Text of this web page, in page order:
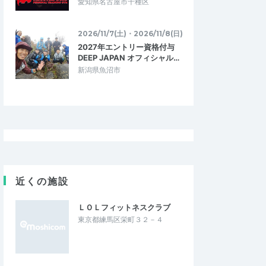
2026/11/7(土)・2026/11/8(日)
2027年エントリー資格付与
DEEP JAPAN オフィシャル…
新潟県魚沼市
近くの施設
ＬＯＬフィットネスクラブ
東京都練馬区栄町３２－４